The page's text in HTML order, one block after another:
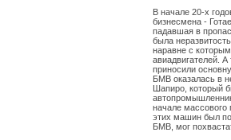
В начале 20-х
бизнесмена -
падавшая в
была
наравне с
авиадвигателей. А
приносили
БМВ оказалась в
Шапиро, который
начале
этих машин был
БМВ, мог